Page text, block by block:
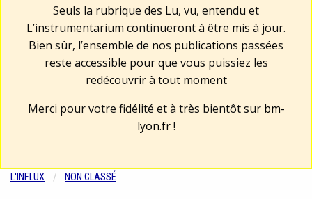
Seuls la rubrique des Lu, vu, entendu et
L’instrumentarium continueront à être mis à jour.
Bien sûr, l’ensemble de nos publications passées
reste accessible pour que vous puissiez les
redécouvrir à tout moment
Merci pour votre fidélité et à très bientôt sur bm-
lyon.fr!
L'INFLUX NON CLASSÉ